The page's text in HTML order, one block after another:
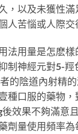
，以及未獲性
人苦惱或人際
法用量是怎麽樣
制神經元對5-
的陰道內射精
種口服的藥物
後效果不夠滿意
劑量使用頻率